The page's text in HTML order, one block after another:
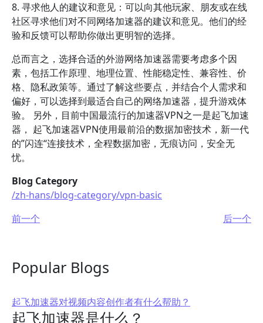
8. 寻求他人的建议和意见：可以向其他玩家、朋友或在线
社区寻求他们对不同网络加速器的建议和意见。他们的经
验和反馈可以帮助你做出更明智的选择。
总而言之，选择合适的外游网络加速器需要考虑多个因
素，包括工作原理、地理位置、性能稳定性、兼容性、价
格、隐私政策等。通过了解这些要点，并结合个人需求和
偏好，可以选择到最适合自己的网络加速器，提升游戏体
验。 另外，目前中国最流行的加速器VPN之一是起飞加速
器， 起飞加速器VPN使用最前沿的数据加密技术，新一代
的”闪连“连接技术，全程数据加密，无痕访问，安全无
忧。
Blog Category
/zh-hans/blog-category/vpn-basic
前一个
后一个
Popular Blogs
起飞加速器对视频内容创作者有什么帮助？
起飞加速器是什么？